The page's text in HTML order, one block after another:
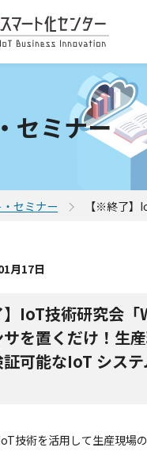
セミナー
セミナー 【※終了】
月17日
】IoT技術研究会
を置くだけ！生
可能なIoT シス
技術を活用して生産現場